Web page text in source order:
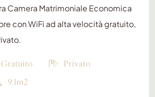
Camera Matrimoniale Economica
con WiFi ad alta velocità gratuito,
Gratuito
Privato
9.1m2